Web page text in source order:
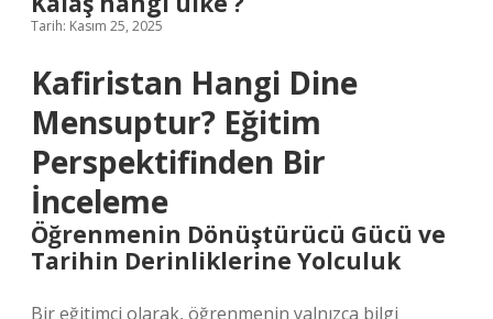
Tarih: Kasım 25, 2025
Kafiristan Hangi Dine
Mensuptur? Eğitim
Perspektifinden Bir
İnceleme
Öğrenmenin Dönüştürücü Gücü ve
Tarihin Derinliklerine Yolculuk
Bir eğitimci olarak, öğrenmenin yalnızca bilgi